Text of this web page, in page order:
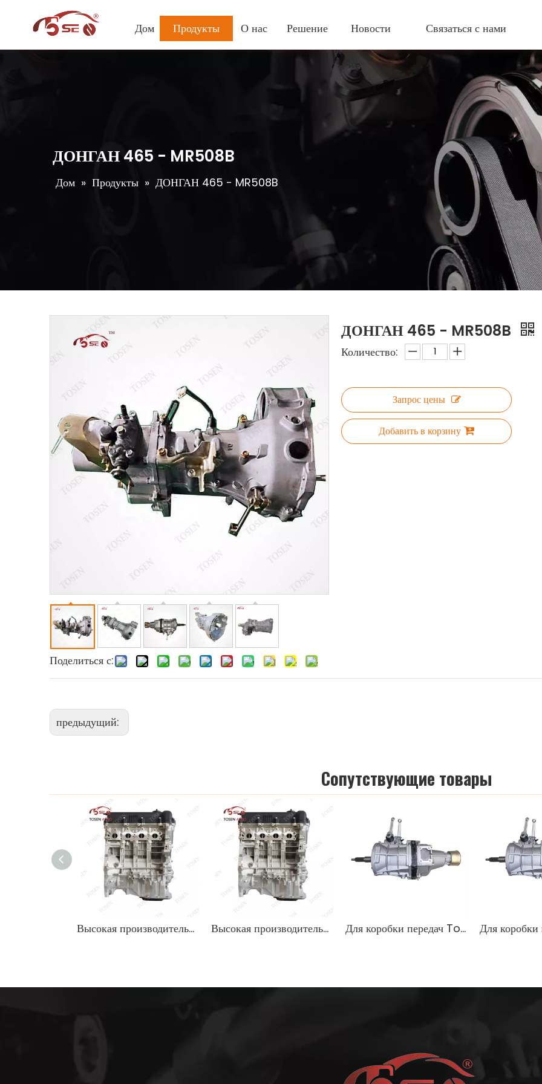
Дом Продукты О нас Решение Новости Связаться с нами
ДОНГАН 465 - MR508B
Дом » Продукты » ДОНГАН 465 - MR508B
Поделиться с:
ДОНГАН 465 - MR508B
Количество:
Запрос цены
Добавить в корзину
предыдущий:
Cопутствующие товары
Высокая производительность 1,6 л бензинового двигателя для автомобилей Hyundai Высокая производительность 1,6 л бензинового двигателя для автомобилей Hyundai Для коробки передач Toyota Hiace 3L OEM 33030-OW641